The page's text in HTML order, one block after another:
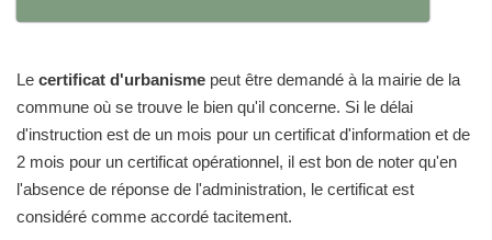
Le certificat d'urbanisme peut être demandé à la mairie de la
commune où se trouve le bien qu'il concerne. Si le délai
d'instruction est de un mois pour un certificat d'information et de
2 mois pour un certificat opérationnel, il est bon de noter qu'en
l'absence de réponse de l'administration, le certificat est
considéré comme accordé tacitement.